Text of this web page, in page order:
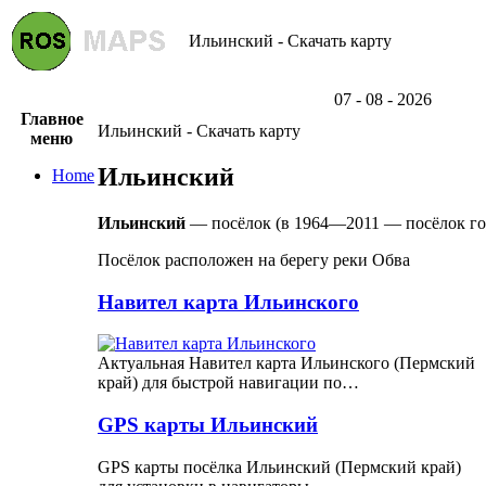
Ильинский - Скачать карту
07 - 08 - 2026
Главное
меню
Home
Ильинский - Скачать карту
Ильинский
Ильинский — посёлок (в 1964—2011 — посёлок
Посёлок расположен на берегу реки Обва
Навител карта Ильинского
Актуальная Навител карта Ильинского (Пермский
край) для быстрой навигации по…
GPS карты Ильинский
GPS карты посёлка Ильинский (Пермский край)